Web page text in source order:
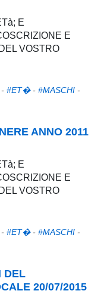
E
E
VOSTRO
#ET�-#MASCHI -
ANNO 2011
E
E
VOSTRO
#ET�-#MASCHI -
DEL
20/07/2015